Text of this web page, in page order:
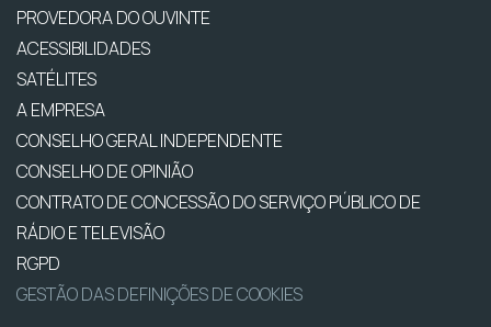
PROVEDORA DO OUVINTE
ACESSIBILIDADES
SATÉLITES
A EMPRESA
CONSELHO GERAL INDEPENDENTE
CONSELHO DE OPINIÃO
CONTRATO DE CONCESSÃO DO SERVIÇO PÚBLICO DE
RÁDIO E TELEVISÃO
RGPD
GESTÃO DAS DEFINIÇÕES DE COOKIES